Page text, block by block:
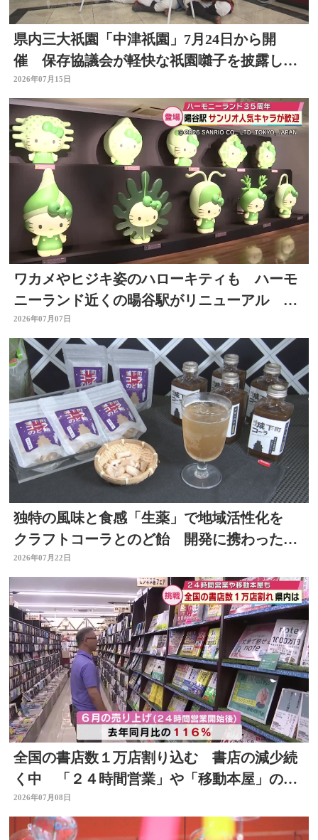
県内三大祇園「中津祇園」7月24日から開
催 保存協議会が軽快な祇園囃子を披露し祭
りをPR 大分
2026年07月15日
ワカメやヒジキ姿のハローキティも ハーモ
ニーランド近くの暘谷駅がリニューアル 大
分
2026年07月07日
独特の風味と食感「生薬」で地域活性化を
クラフトコーラとのど飴 開発に携わった薬
剤師の思いは 大分
2026年07月22日
全国の書店数１万店割り込む 書店の減少続
く中 「２４時間営業」や「移動本屋」の取
り組みも 大分
2026年07月08日